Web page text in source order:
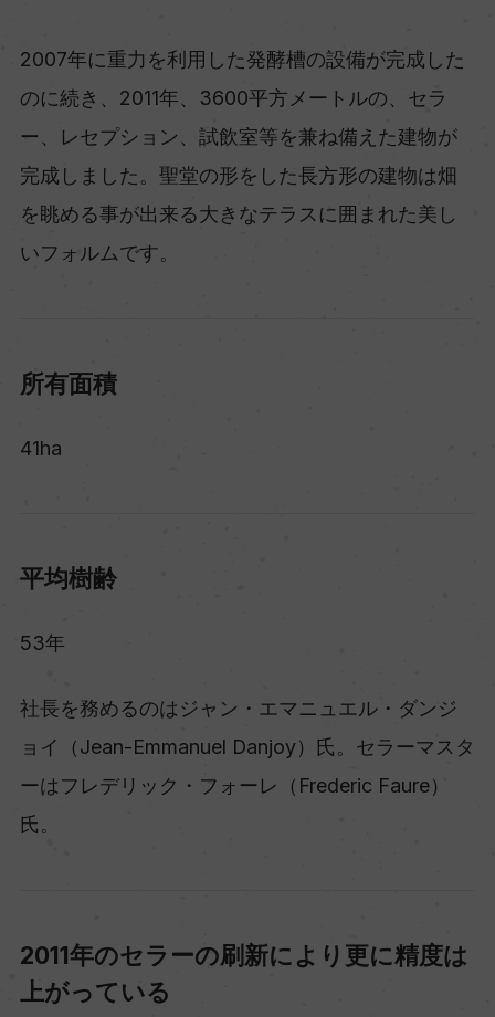
2007年に重力を利用した発酵槽の設備が完成した
のに続き、2011年、3600平方メートルの、セラ
ー、レセプション、試飲室等を兼ね備えた建物が
完成しました。聖堂の形をした長方形の建物は畑
を眺める事が出来る大きなテラスに囲まれた美し
いフォルムです。
所有面積
41ha
平均樹齢
53年
社長を務めるのはジャン・エマニュエル・ダンジ
ョイ（Jean-Emmanuel Danjoy）氏。セラーマスタ
ーはフレデリック・フォーレ（Frederic Faure）
氏。
2011年のセラーの刷新により更に精度は
上がっている